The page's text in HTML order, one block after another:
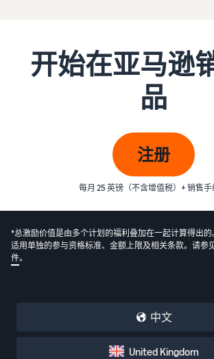
开始在亚马逊
品
注册
每月 25 英镑（不含增值税）+ 销售手
*总激励价值是由多个计划的福利叠加在一起计算得出
适用单独的参与资格标准、金额上限及相关条款。请参
件。
中文
United Kingdom